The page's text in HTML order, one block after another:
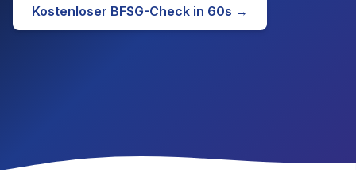
Kostenloser BFSG-Check in 60s →